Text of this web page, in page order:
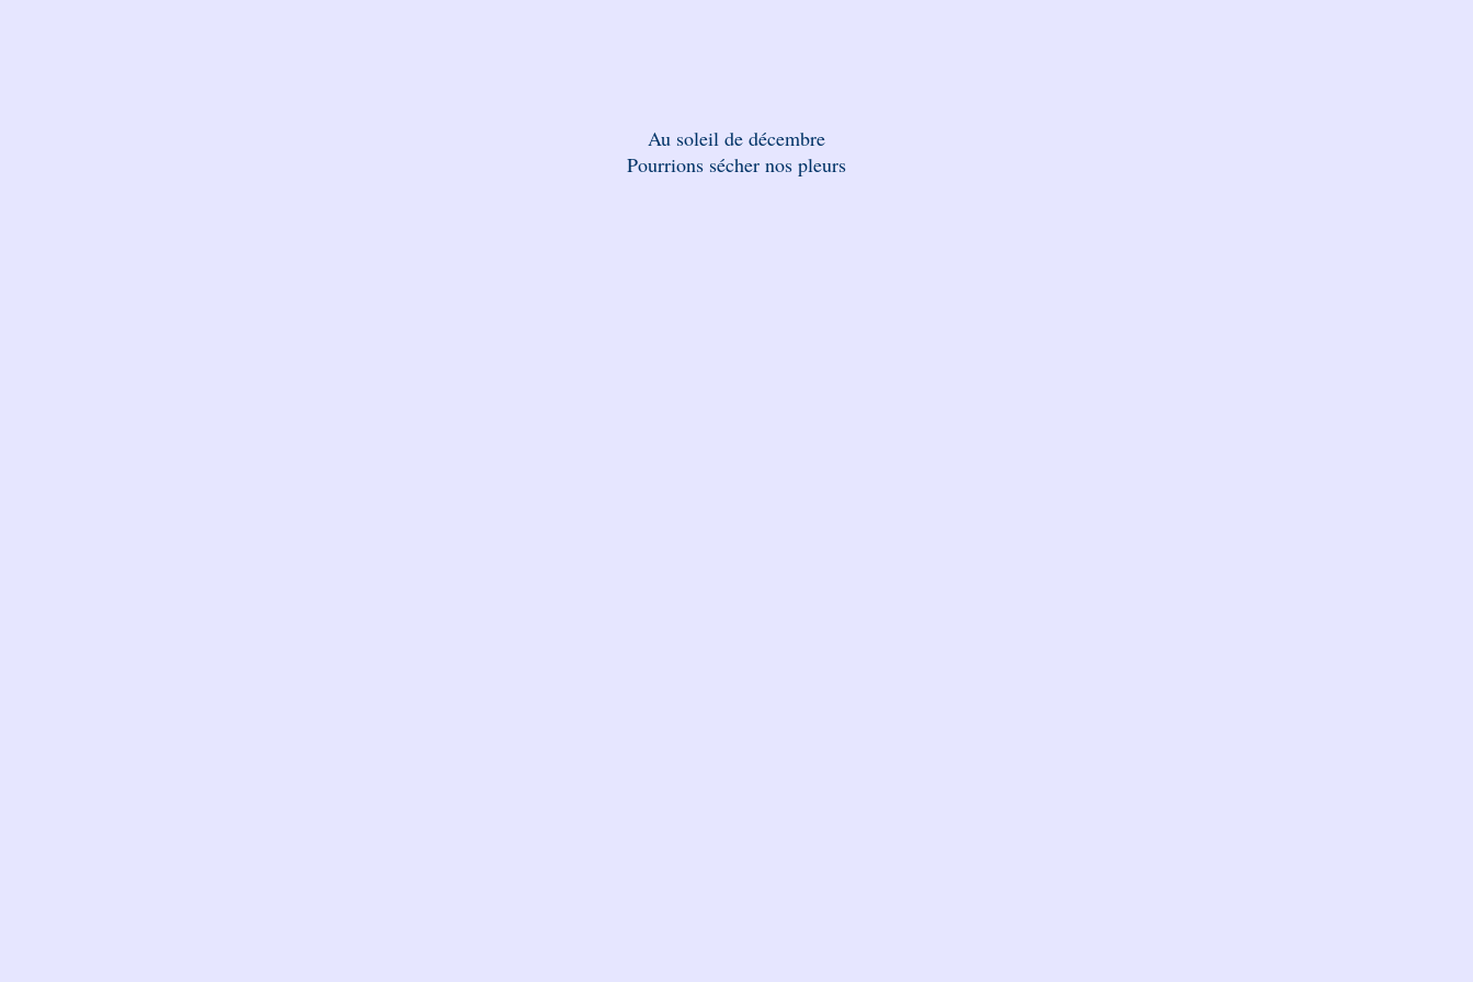
Au soleil de décembre
Pourrions sécher nos pleurs